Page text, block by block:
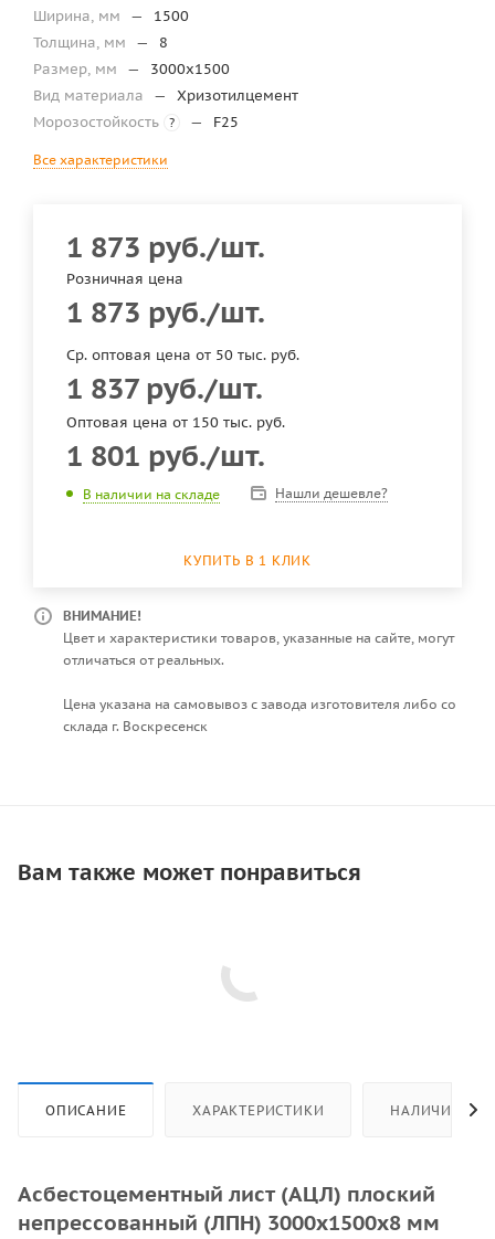
Ширина, мм
—
1500
Толщина, мм
—
8
Размер, мм
—
3000х1500
Вид материала
—
Хризотилцемент
Морозостойкость
? — F25
Все характеристики
1 873 руб./шт.
Розничная цена
1 873 руб./шт.
Ср. оптовая цена от 50 тыс. руб.
1 837руб./шт.
Оптовая цена от 150 тыс. руб.
1 801 руб./шт.
В наличии на складе Нашли дешевле?
КУПИТЬ В 1 КЛИК
ВНИМАНИЕ!
Цвет и характеристики товаров, указанные на сайте, могут
отличаться от реальных.
Цена указана на самовывоз с завода изготовителя либо со
склада г. Воскресенск
Вам также может понравиться
ОПИСАНИЕ ХАРАКТЕРИСТИКИ НАЛИЧИЕ
Асбестоцементный лист (АЦЛ) плоский
непрессованный (ЛПН) 3000х1500х8 мм